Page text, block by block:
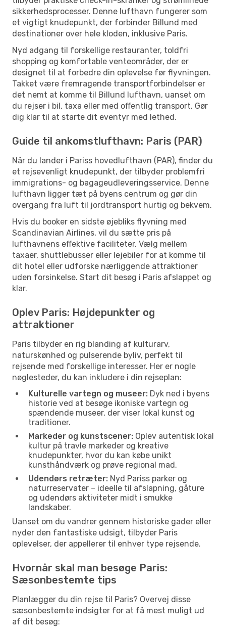
sikkerhedsprocesser. Denne lufthavn fungerer som
et vigtigt knudepunkt, der forbinder Billund med
destinationer over hele kloden, inklusive Paris.
Nyd adgang til forskellige restauranter, toldfri
shopping og komfortable venteområder, der er
designet til at forbedre din oplevelse før flyvningen.
Takket være fremragende transportforbindelser er
det nemt at komme til Billund lufthavn, uanset om
du rejser i bil, taxa eller med offentlig transport. Gør
dig klar til at starte dit eventyr med lethed.
Guide til ankomstlufthavn: Paris (PAR)
Når du lander i Pariss hovedlufthavn (PAR), finder du
et rejsevenligt knudepunkt, der tilbyder problemfri
immigrations- og bagageudleveringsservice. Denne
lufthavn ligger tæt på byens centrum og gør din
overgang fra luft til jordtransport hurtig og bekvem.
Hvis du booker en sidste øjebliks flyvning med
Scandinavian Airlines, vil du sætte pris på
lufthavnens effektive faciliteter. Vælg mellem
taxaer, shuttlebusser eller lejebiler for at komme til
dit hotel eller udforske nærliggende attraktioner
uden forsinkelse. Start dit besøg i Paris afslappet og
klar.
Oplev Paris: Højdepunkter og
attraktioner
Paris tilbyder en rig blanding af kulturarv,
naturskønhed og pulserende byliv, perfekt til
rejsende med forskellige interesser. Her er nogle
nøglesteder, du kan inkludere i din rejseplan:
Kulturelle vartegn og museer: Dyk ned i byens
historie ved at besøge ikoniske vartegn og
spændende museer, der viser lokal kunst og
traditioner.
Markeder og kunstscener: Oplev autentisk lokal
kultur på travle markeder og kreative
knudepunkter, hvor du kan købe unikt
kunsthåndværk og prøve regional mad.
Udendørs retræter: Nyd Pariss parker og
naturreservater – ideelle til afslapning, gåture
og udendørs aktiviteter midt i smukke
landskaber.
Uanset om du vandrer gennem historiske gader eller
nyder den fantastiske udsigt, tilbyder Paris
oplevelser, der appellerer til enhver type rejsende.
Hvornår skal man besøge Paris:
Sæsonbestemte tips
Planlægger du din rejse til Paris? Overvej disse
sæsonbestemte indsigter for at få mest muligt ud
af dit besøg: